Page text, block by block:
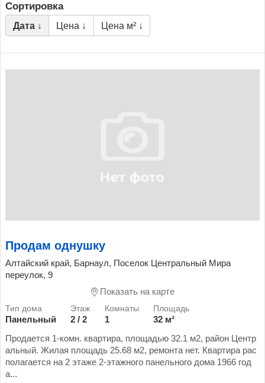
Сортировка
Дата ↓ Цена ↓ Цена м² ↓
Продам однушку
Алтайский край, Барнаул, Поселок Центральный Мира
переулок, 9
Показать на карте
Панельный 2 / 2 1
32 м²
Продается 1-комн. квартира, площадью 32.1 м2, район Центр
альный. Жилая площадь 25.68 м2, ремонта нет. Квартира рас
полагается на 2 этаже 2-этажного панельного дома 1966 год
а...